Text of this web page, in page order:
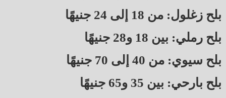
بلح زغلول: من 18 إلى 24 جنيهًا
بلح رملي: بين 18 و28 جنيهًا
بلح سيوي: من 40 إلى 70 جنيهًا
بلح بارحي: بين 35 و65 جنيهًا